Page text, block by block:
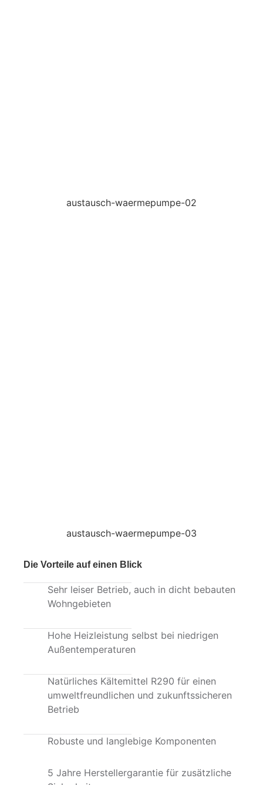
austausch-waermepumpe-02
austausch-waermepumpe-03
Die Vorteile auf einen Blick
Sehr leiser Betrieb, auch in dicht bebauten
Wohngebieten
Hohe Heizleistung selbst bei niedrigen
Außentemperaturen
Natürliches Kältemittel R290 für einen
umweltfreundlichen und zukunftssicheren
Betrieb
Robuste und langlebige Komponenten
5 Jahre Herstellergarantie für zusätzliche